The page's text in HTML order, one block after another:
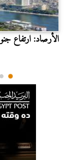
الأرصاد: ارتفاع جنوني